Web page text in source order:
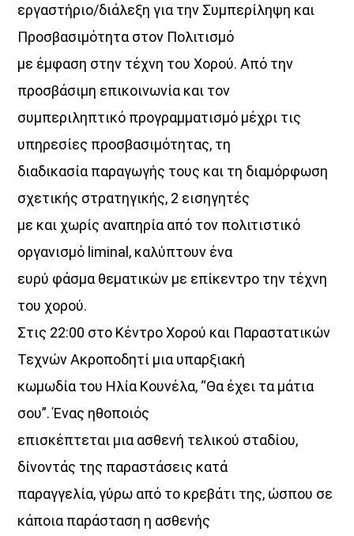
εργαστήριο/διάλεξη για την Συμπερίληψη και
Προσβασιμότητα στον Πολιτισμό
με έμφαση στην τέχνη του Χορού. Από την
προσβάσιμη επικοινωνία και τον
συμπεριληπτικό προγραμματισμό μέχρι τις
υπηρεσίες προσβασιμότητας, τη
διαδικασία παραγωγής τους και τη διαμόρφωση
σχετικής στρατηγικής, 2 εισηγητές
με και χωρίς αναπηρία από τον πολιτιστικό
οργανισμό liminal, καλύπτουν ένα
ευρύ φάσμα θεματικών με επίκεντρο την τέχνη
του χορού.
Στις 22:00 στο Κέντρο Χορού και Παραστατικών
Τεχνών Ακροποδητί μια υπαρξιακή
κωμωδία του Ηλία Κουνέλα, “Θα έχει τα μάτια
σου”. Ένας ηθοποιός
επισκέπτεται μια ασθενή τελικού σταδίου,
δίνοντάς της παραστάσεις κατά
παραγγελία, γύρω από το κρεβάτι της, ώσπου σε
κάποια παράσταση η ασθενής